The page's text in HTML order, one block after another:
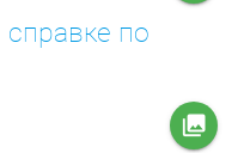
справке по
collections